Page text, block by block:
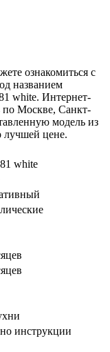
ознакомиться с
названием
white. Интернет-
по Москве, Санкт-
модель из
лучшей цене.
white
инструкции